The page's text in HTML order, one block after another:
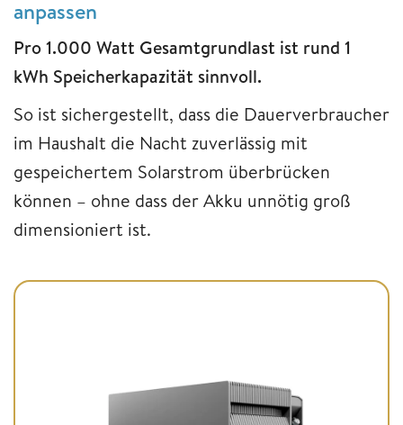
anpassen
Pro 1.000 Watt Gesamtgrundlast ist rund 1
kWh Speicherkapazität sinnvoll.
So ist sichergestellt, dass die Dauerverbraucher
im Haushalt die Nacht zuverlässig mit
gespeichertem Solarstrom überbrücken
können – ohne dass der Akku unnötig groß
dimensioniert ist.